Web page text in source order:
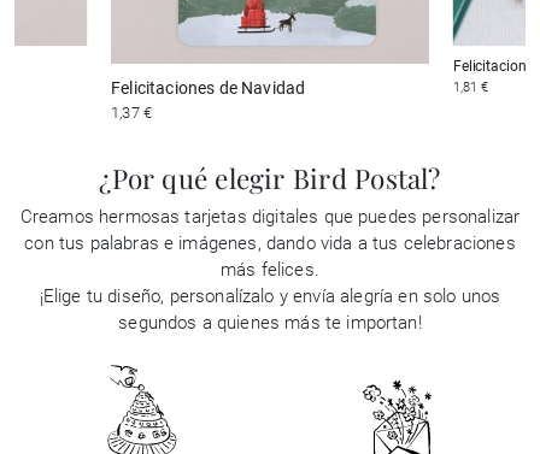
Felicitaciones de Navidad
1,37 €
1,81 €
¿Por qué elegir Bird Postal?
Creamos hermosas tarjetas digitales que puedes personalizar
con tus palabras e imágenes, dando vida a tus celebraciones
más felices.
¡Elige tu diseño, personalízalo y envía alegría en solo unos
segundos a quienes más te importan!